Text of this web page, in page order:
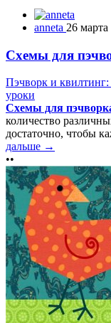
anneta 26
Схемы для
Пэчворк и
уроки
Схемы для
количество
достаточно, чтобы
дальше →
••